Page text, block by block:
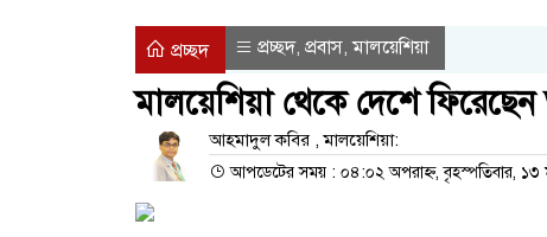
প্রচ্ছদ প্রচ্ছদ, প্রবাস,মালয়েশিয়া
মালয়েশিয়া থেকে দেশে
আহমাদুল কবির , মালয়েশিয়া:
আপডেটের সময় : ০৪:০২ অপরাহ্ন, বৃহস্পতিবার, ১৩